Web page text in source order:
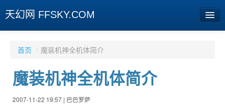
天幻网 FFSKY.COM
周边
首页 / 魔装机神全机体简介
魔装机神全机体简介
2007-11-22 19:57 | 巴巴罗萨